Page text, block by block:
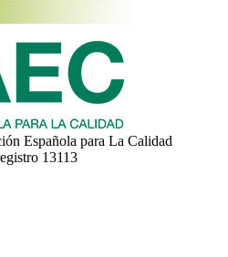
Española para La Calidad
13113